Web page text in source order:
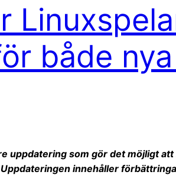
både
uppdatering som gör det möjligt
innehåller